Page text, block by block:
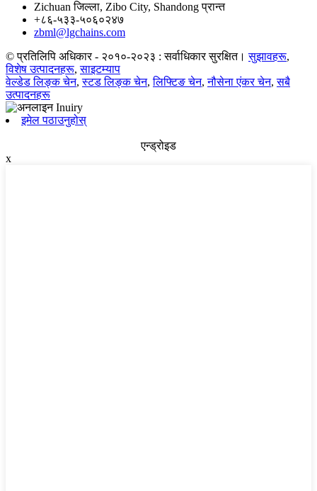
Zichuan जिल्ला, Zibo City, Shandong प्रान्त
+८६-५३३-५०६०२४७
zbml@lgchains.com
© प्रतिलिपि अधिकार - २०१०-२०२३ : सर्वाधिकार सुरक्षित। सुझावहरू,
विशेष उत्पादनहरू,साइटम्याप
वेल्डेड लिङ्क चेन,स्टड लिङ्क चेन,लिफ्टिङ चेन,नौसेना एंकर चेन,सबै
उत्पादनहरू
इमेल पठाउनुहोस्
एन्ड्रोइड
x